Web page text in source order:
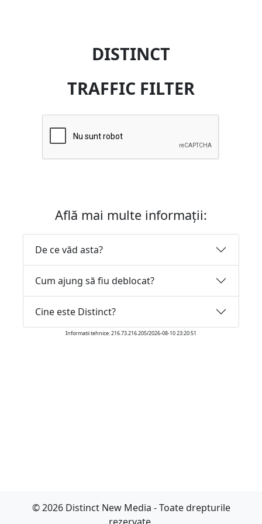
DISTINCT
TRAFFIC FILTER
Află mai multe informații:
De ce văd asta?
Cum ajung să fiu deblocat?
Cine este Distinct?
Informatii tehnice: 216.73.216.205/2026-08-10 23:20:51
© 2026 Distinct New Media - Toate drepturile